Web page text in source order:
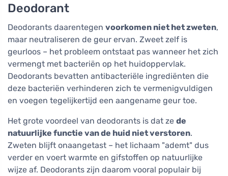
Deodorant
Deodorants daarentegen voorkomen niet het zweten,
maar neutraliseren de geur ervan. Zweet zelf is
geurloos – het probleem ontstaat pas wanneer het zich
vermengt met bacteriën op het huidoppervlak.
Deodorants bevatten antibacteriële ingrediënten die
deze bacteriën verhinderen zich te vermenigvuldigen
en voegen tegelijkertijd een aangename geur toe.
Het grote voordeel van deodorants is dat ze de
natuurlijke functie van de huid niet verstoren.
Zweten blijft onaangetast – het lichaam "ademt" dus
verder en voert warmte en gifstoffen op natuurlijke
wijze af. Deodorants zijn daarom vooral populair bij